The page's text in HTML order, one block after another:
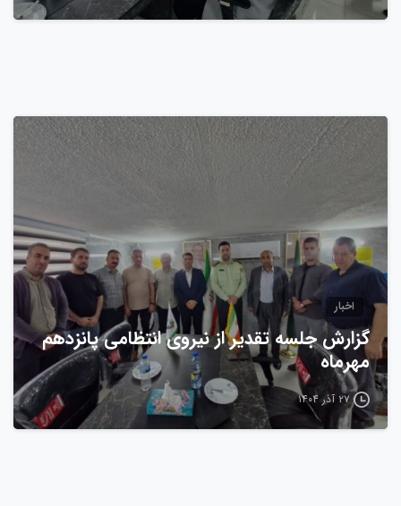
0
اخبار
گزارش جلسه تقدیر از نیروی انتظامی پانزدهم
مهرماه
۲۷ آذر ۱۴۰۴